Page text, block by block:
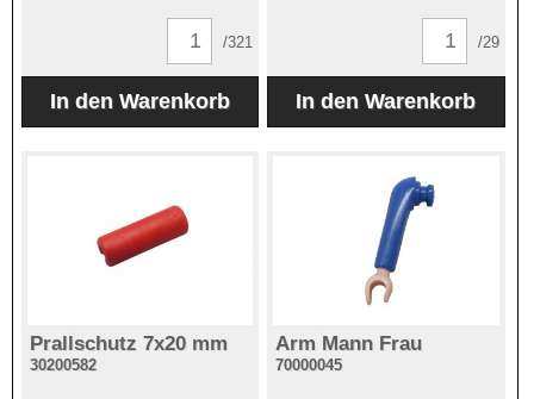
/321 /29
Prallschutz 7x20 mm
30200582
Arm Mann Frau
70000045